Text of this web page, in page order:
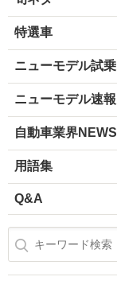
特選車
ニューモデル試乗
ニューモデル速報
自動車業界NEWS
用語集
Q&A